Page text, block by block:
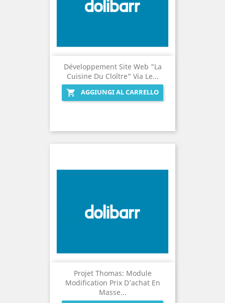
Développement Site Web "La
Cuisine Du Cloître" Via Le...

AGGIUNGI AL CARRELLO
Projet Thomas: Module
Modification Prix D’achat En
Masse...